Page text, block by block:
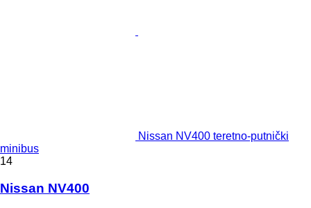
Nissan NV400 teretno-putnički
minibus
14
Nissan NV400